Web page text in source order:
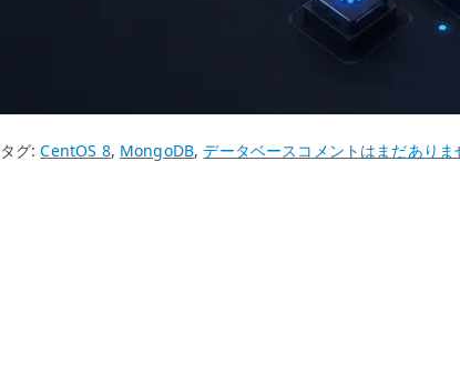
タグ:CentOS 8, MongoDB,データベース CentOS
コメントはまだありま